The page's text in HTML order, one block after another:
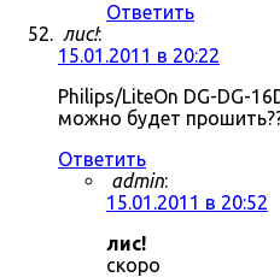
Ответить
лис!:
15.01.2011 в 20:22
Philips/LiteOn DG-DG-
можно будет
Ответить
admin:
15.01.2011 в 20:52
лис!
скоро